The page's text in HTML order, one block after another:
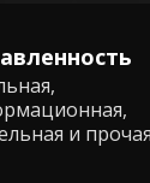
и прочая